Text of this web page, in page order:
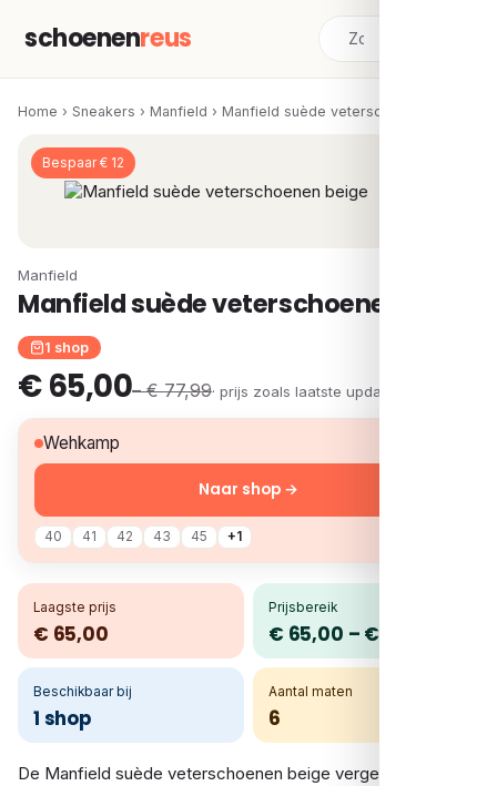
schoenenreus
Home › Sneakers › Manfield › Manfield suède veterschoenen beige
Bespaar € 12
Manfield
Manfield suède veterschoenen beige
1 shop
€ 65,00– € 77,99· prijs zoals laatste update
Wehkamp
40 41 42 43 45 +1
Naar shop →
Laagste prijs
€ 65,00
Prijsbereik
€ 65,00 – € 77,99
Beschikbaar bij
1 shop
Aantal maten
6
De Manfield suède veterschoenen beige vergelijk je bij 1